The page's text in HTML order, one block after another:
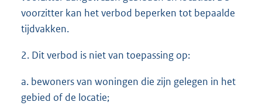
voorzitter kan het verbod beperken tot bepaalde
tijdvakken.
2. Dit verbod is niet van toepassing op:
a. bewoners van woningen die zijn gelegen in het
gebied of de locatie;